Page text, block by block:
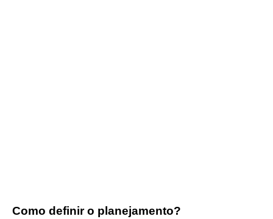
Como definir o planejamento?